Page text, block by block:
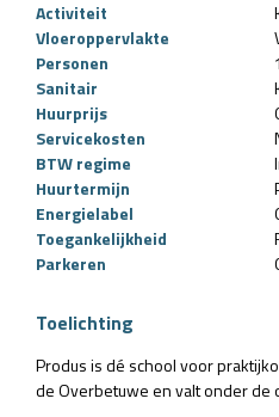
Activiteit
Vloeroppervlakte
Personen
Sanitair
Huurprijs
Servicekosten
BTW regime
Huurtermijn
Energielabel
Toegankelijkheid
Parkeren
Toelichting
Produs is dé school voor
de Overbetuwe en valt onder de